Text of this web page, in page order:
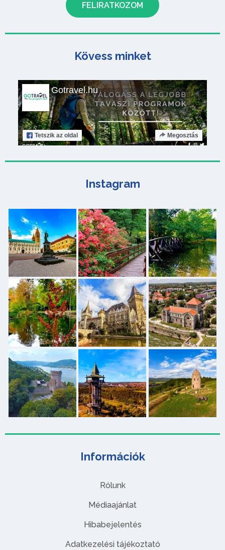
Információk
Rólunk
Médiaajánlat
Hibabejelentés
Adatkezelési tájékoztató
Kövess minket
Gotravel.hu
Tetszik az oldal Megosztás
Instagram